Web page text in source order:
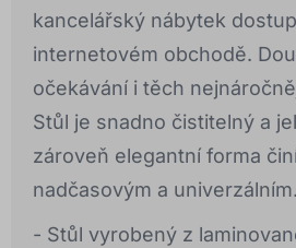
kancelářský nábytek
internetovém obchodě.
očekávání i těch
Stůl je snadno čistitelný a
zároveň elegantní forma
nadčasovým a univerzálním.
- Stůl vyrobený z